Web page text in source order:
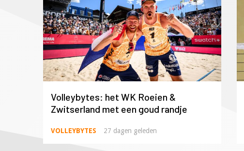
Volleybytes: het WK Roeien &
Zwitserland met een goud randje
VOLLEYBYTES 27 dagen geleden